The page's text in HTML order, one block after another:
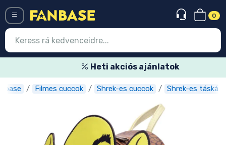
0
Heti akciós ajánlatok
Filmes cuccok Shrek-es cuccok Shrek-es táskák
Belépés Regisztráció
Legújabb cuccok
Akciós ajánlatok